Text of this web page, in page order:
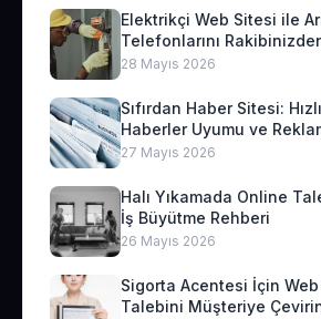
Elektrikçi Web Sitesi ile
Telefonlarını
28 Mayıs 2026
Sıfırdan Haber Sitesi:
Haberler Uyumu ve
27 Mayıs 2026
Halı Yıkamada Online
İş Büyütme Rehberi
26 Mayıs 2026
Sigorta Acentesi İçin
Talebini Müşteriye